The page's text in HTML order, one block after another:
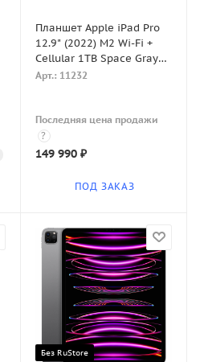
Планшет Apple iPad Pro
12.9" (2022) M2 Wi-Fi +
Cellular 1TB Space Gray
(Серый космос)
Арт.: 11232
Последняя цена продажи
?
149 990₽
ПОД ЗАКАЗ
Без RuStore